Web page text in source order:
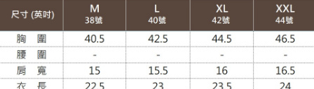
每筆NT$100，滿NT$988(含以上)免運費
付款後7-11取貨
每筆NT$100，滿NT$988(含以上)免運費
大嘴鳥宅配通